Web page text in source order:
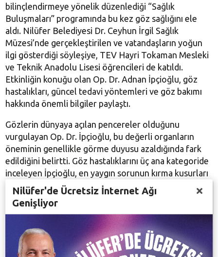
bilinçlendirmeye yönelik düzenlediği “Sağlık
Buluşmaları” programında bu kez göz sağlığını ele
aldı. Nilüfer Belediyesi Dr. Ceyhun İrgil Sağlık
Müzesi’nde gerçekleştirilen ve vatandaşların yoğun
ilgi gösterdiği söyleşiye, TEV Hayri Tokaman Mesleki
ve Teknik Anadolu Lisesi öğrencileri de katıldı.
Etkinliğin konuğu olan Op. Dr. Adnan İpçioğlu, göz
hastalıkları, güncel tedavi yöntemleri ve göz bakımı
hakkında önemli bilgiler paylaştı.
Gözlerin dünyaya açılan pencereler olduğunu
vurgulayan Op. Dr. İpçioğlu, bu değerli organların
öneminin genellikle görme duyusu azaldığında fark
edildiğini belirtti. Göz hastalıklarını üç ana kategoride
inceleyen İpçioğlu, en yaygın sorunun kırma kusurları
olduğunu açıkladı.
DOĞRU SANILAN YANLIŞLAR
Miyop, hipermetrop ve astigmatın uzakta bulanıklığa
yol açtığını, presbiyopinin ise yakını net görememe
sorunu yarattığını anlatan İpçioğlu, toplumda yaygın
Nilüfer'de Ücretsiz İnternet Ağı
Genişliyor